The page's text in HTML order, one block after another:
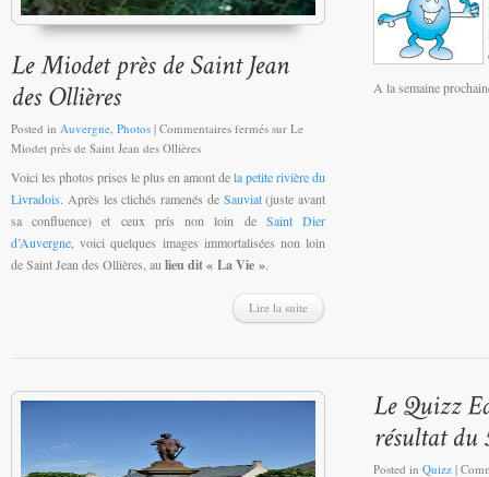
Posted in Auvergne, Photos | Commentaires fermés sur Le
Miodet près de Saint Jean des Ollières
Voici les photos prises le plus en amont dela petite rivière du
Livradois. Après les clichés ramenés de Sauviat(juste avant
sa confluence) et ceux pris non loin de Saint Dier
d’Auvergne , voici quelques images immortalisées non loin
de Saint Jean des Ollières, au lieu dit « La Vie ».
Lire la suite
A la semaine
Posted in Quizz |